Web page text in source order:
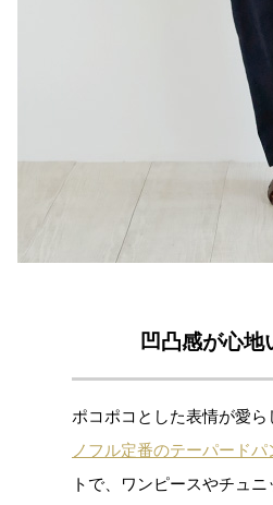
凹凸感が心地
ポコポコとした表情が愛ら
ノフル定番のテーパードパ
トで、ワンピースやチュ